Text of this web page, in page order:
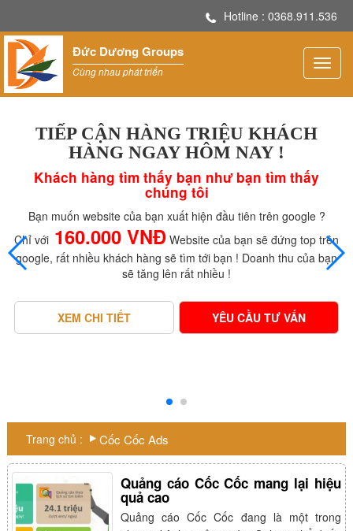
Hotline : 0368.911.536
Thiên
Sơn
Đức Dương Groups
Cùng nhau phát triển
TIẾP CẬN HÀNG TRIỆU KHÁCH
HÀNG NGAY HÔM NAY !
Khách hàng tìm thấy bạn như bạn tìm thấy
chúng tôi
Bạn muốn website của bạn xuất hiện đầu tiên trên google ?
Chỉ với 160.000 VNĐ Website của bạn sẽ đứng top trên
google, rất nhiều khách hàng sẽ tìm tới bạn ! Doanh thu của bạn
sẽ tăng lên rất nhiều !
XEM CHI TIẾT YÊU CẦU TƯ VẤN
Trang chủ : Cốc Cốc Ads
Quảng cáo Cốc Cốc mang lại hiệu
quả cao
Quảng cáo Cốc Cốc đang là một trong